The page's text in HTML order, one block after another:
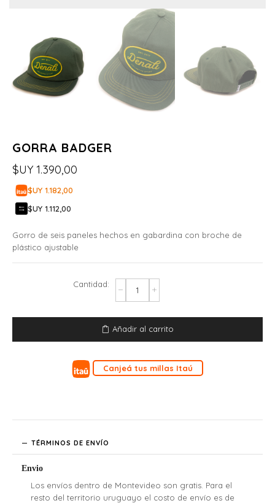
GORRA BADGER
$UY 1.390,00
$UY 1.182,00
$UY 1.112,00
Gorro de seis paneles hechos en gabardina con broche de
plástico ajustable
Añadir al carrito
Canjeá tus millas Itaú
TÉRMINOS DE ENVÍO
Envio
Los envíos dentro de Montevideo son gratis. Para el
resto del territorio uruguayo el costo de envío es de